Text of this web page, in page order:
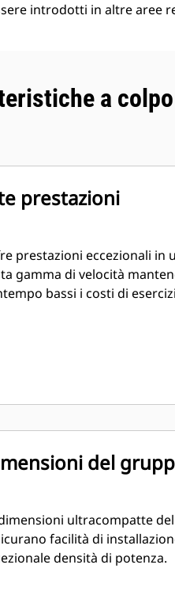
introdotti in altre aree
a
prestazioni
prestazioni eccezionali in
gamma di velocità
bassi i costi di
del
ultracompatte
facilità di
densità di potenza.